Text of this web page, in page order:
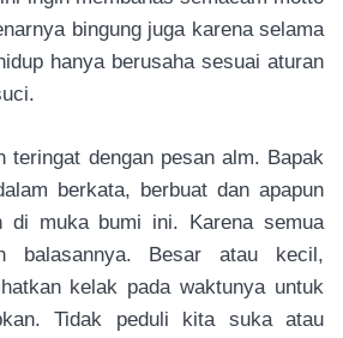
bingung juga karena selama
hanya berusaha sesuai aturan
teringat dengan pesan alm. Bapak
berkata, berbuat dan apapun
di muka bumi ini. Karena semua
balasannya. Besar atau kecil,
kelak pada waktunya untuk
Tidak peduli kita suka atau